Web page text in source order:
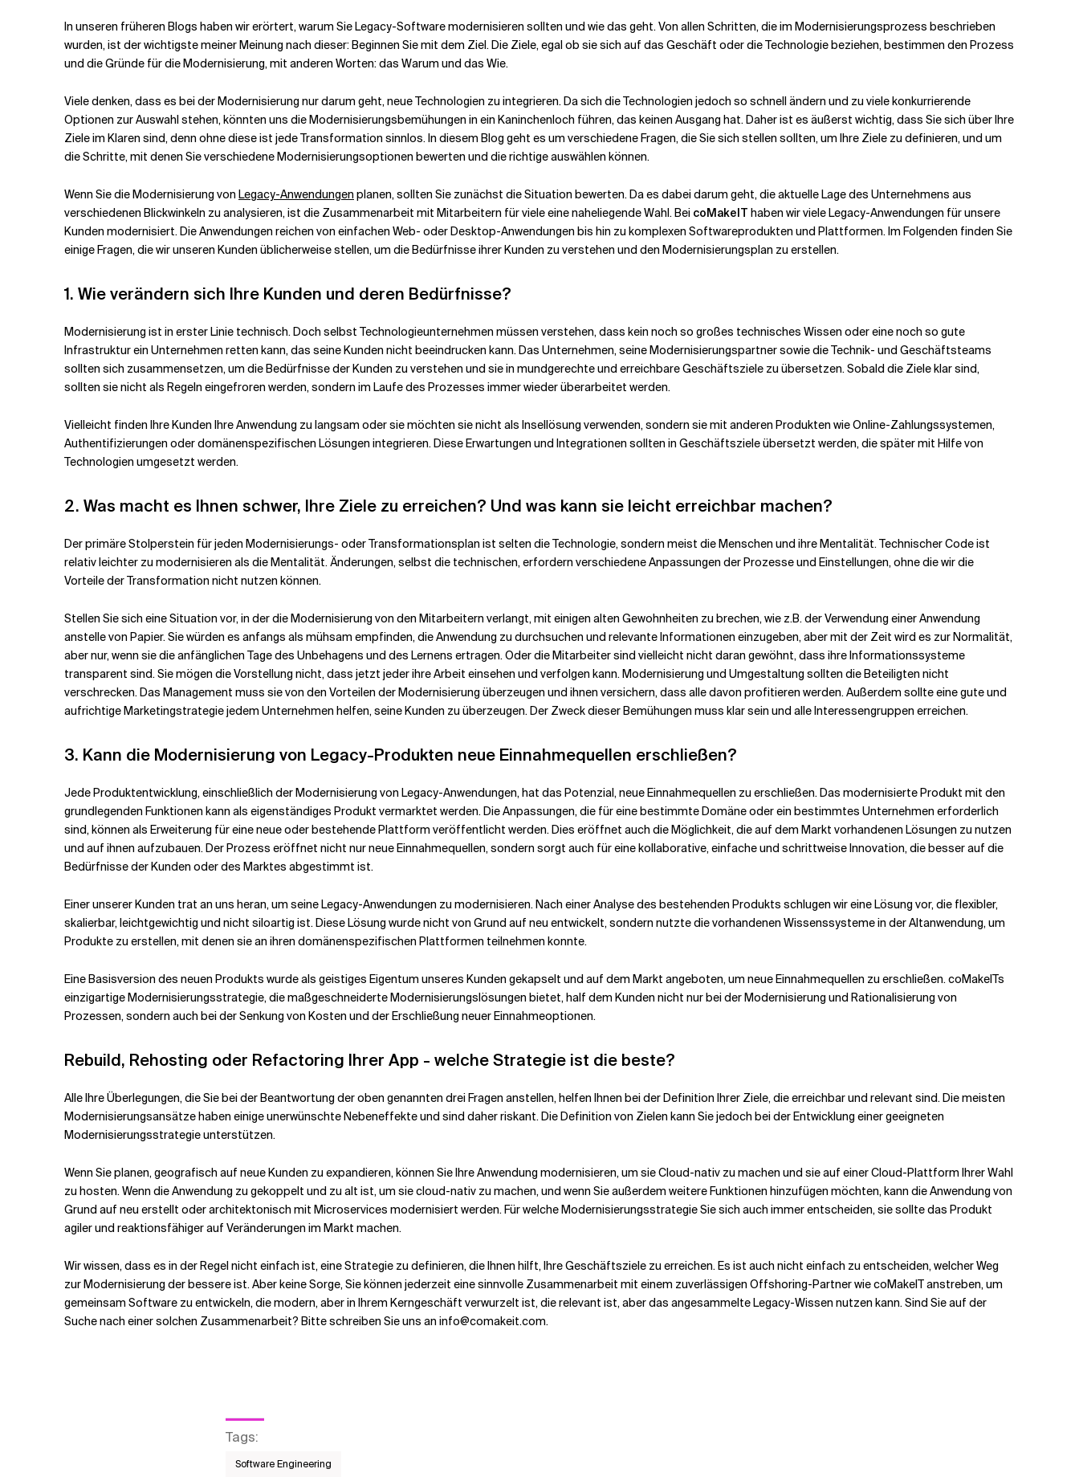
Verwandte Themen
In unseren früheren Blogs haben wir erörtert, warum Sie Legacy-Software modernisieren sollten und wie das geht. Von allen Schritten, die im Modernisierungsprozess beschrieben
wurden, ist der wichtigste meiner Meinung nach dieser: Beginnen Sie mit dem Ziel. Die Ziele, egal ob sie sich auf das Geschäft oder die Technologie beziehen, bestimmen den Prozess
und die Gründe für die Modernisierung, mit anderen Worten: das Warum und das Wie.
Viele denken, dass es bei der Modernisierung nur darum geht, neue Technologien zu integrieren. Da sich die Technologien jedoch so schnell ändern und zu viele konkurrierende
Optionen zur Auswahl stehen, könnten uns die Modernisierungsbemühungen in ein Kaninchenloch führen, das keinen Ausgang hat. Daher ist es äußerst wichtig, dass Sie sich über Ihre
Ziele im Klaren sind, denn ohne diese ist jede Transformation sinnlos. In diesem Blog geht es um verschiedene Fragen, die Sie sich stellen sollten, um Ihre Ziele zu definieren, und um
die Schritte, mit denen Sie verschiedene Modernisierungsoptionen bewerten und die richtige auswählen können.
Wenn Sie die Modernisierung von Legacy-Anwendungen planen, sollten Sie zunächst die Situation bewerten. Da es dabei darum geht, die aktuelle Lage des Unternehmens aus
verschiedenen Blickwinkeln zu analysieren, ist die Zusammenarbeit mit Mitarbeitern für viele eine naheliegende Wahl. Bei coMakeIT haben wir viele Legacy-Anwendungen für unsere
Kunden modernisiert. Die Anwendungen reichen von einfachen Web- oder Desktop-Anwendungen bis hin zu komplexen Softwareprodukten und Plattformen. Im Folgenden finden Sie
einige Fragen, die wir unseren Kunden üblicherweise stellen, um die Bedürfnisse ihrer Kunden zu verstehen und den Modernisierungsplan zu erstellen.
1. Wie verändern sich Ihre Kunden und deren Bedürfnisse?
Modernisierung ist in erster Linie technisch. Doch selbst Technologieunternehmen müssen verstehen, dass kein noch so großes technisches Wissen oder eine noch so gute
Infrastruktur ein Unternehmen retten kann, das seine Kunden nicht beeindrucken kann. Das Unternehmen, seine Modernisierungspartner sowie die Technik- und Geschäftsteams
sollten sich zusammensetzen, um die Bedürfnisse der Kunden zu verstehen und sie in mundgerechte und erreichbare Geschäftsziele zu übersetzen. Sobald die Ziele klar sind,
sollten sie nicht als Regeln eingefroren werden, sondern im Laufe des Prozesses immer wieder überarbeitet werden.
Vielleicht finden Ihre Kunden Ihre Anwendung zu langsam oder sie möchten sie nicht als Insellösung verwenden, sondern sie mit anderen Produkten wie Online-Zahlungssystemen,
Authentifizierungen oder domänenspezifischen Lösungen integrieren. Diese Erwartungen und Integrationen sollten in Geschäftsziele übersetzt werden, die später mit Hilfe von
Technologien umgesetzt werden.
2. Was macht es Ihnen schwer, Ihre Ziele zu erreichen? Und was kann sie leicht erreichbar machen?
Der primäre Stolperstein für jeden Modernisierungs- oder Transformationsplan ist selten die Technologie, sondern meist die Menschen und ihre Mentalität. Technischer Code ist
relativ leichter zu modernisieren als die Mentalität. Änderungen, selbst die technischen, erfordern verschiedene Anpassungen der Prozesse und Einstellungen, ohne die wir die
Vorteile der Transformation nicht nutzen können.
Stellen Sie sich eine Situation vor, in der die Modernisierung von den Mitarbeitern verlangt, mit einigen alten Gewohnheiten zu brechen, wie z.B. der Verwendung einer Anwendung
anstelle von Papier. Sie würden es anfangs als mühsam empfinden, die Anwendung zu durchsuchen und relevante Informationen einzugeben, aber mit der Zeit wird es zur Normalität,
aber nur, wenn sie die anfänglichen Tage des Unbehagens und des Lernens ertragen. Oder die Mitarbeiter sind vielleicht nicht daran gewöhnt, dass ihre Informationssysteme
transparent sind. Sie mögen die Vorstellung nicht, dass jetzt jeder ihre Arbeit einsehen und verfolgen kann. Modernisierung und Umgestaltung sollten die Beteiligten nicht
verschrecken. Das Management muss sie von den Vorteilen der Modernisierung überzeugen und ihnen versichern, dass alle davon profitieren werden. Außerdem sollte eine gute und
aufrichtige Marketingstrategie jedem Unternehmen helfen, seine Kunden zu überzeugen. Der Zweck dieser Bemühungen muss klar sein und alle Interessengruppen erreichen.
3. Kann die Modernisierung von Legacy-Produkten neue Einnahmequellen erschließen?
Jede Produktentwicklung, einschließlich der Modernisierung von Legacy-Anwendungen, hat das Potenzial, neue Einnahmequellen zu erschließen. Das modernisierte Produkt mit den
grundlegenden Funktionen kann als eigenständiges Produkt vermarktet werden. Die Anpassungen, die für eine bestimmte Domäne oder ein bestimmtes Unternehmen erforderlich
sind, können als Erweiterung für eine neue oder bestehende Plattform veröffentlicht werden. Dies eröffnet auch die Möglichkeit, die auf dem Markt vorhandenen Lösungen zu nutzen
und auf ihnen aufzubauen. Der Prozess eröffnet nicht nur neue Einnahmequellen, sondern sorgt auch für eine kollaborative, einfache und schrittweise Innovation, die besser auf die
Bedürfnisse der Kunden oder des Marktes abgestimmt ist.
Einer unserer Kunden trat an uns heran, um seine Legacy-Anwendungen zu modernisieren. Nach einer Analyse des bestehenden Produkts schlugen wir eine Lösung vor, die flexibler,
skalierbar, leichtgewichtig und nicht siloartig ist. Diese Lösung wurde nicht von Grund auf neu entwickelt, sondern nutzte die vorhandenen Wissenssysteme in der Altanwendung, um
Produkte zu erstellen, mit denen sie an ihren domänenspezifischen Plattformen teilnehmen konnte.
Eine Basisversion des neuen Produkts wurde als geistiges Eigentum unseres Kunden gekapselt und auf dem Markt angeboten, um neue Einnahmequellen zu erschließen. coMakeITs
einzigartige Modernisierungsstrategie, die maßgeschneiderte Modernisierungslösungen bietet, half dem Kunden nicht nur bei der Modernisierung und Rationalisierung von
Prozessen, sondern auch bei der Senkung von Kosten und der Erschließung neuer Einnahmeoptionen.
Rebuild, Rehosting oder Refactoring Ihrer App - welche Strategie ist die beste?
Alle Ihre Überlegungen, die Sie bei der Beantwortung der oben genannten drei Fragen anstellen, helfen Ihnen bei der Definition Ihrer Ziele, die erreichbar und relevant sind. Die meisten
Modernisierungsansätze haben einige unerwünschte Nebeneffekte und sind daher riskant. Die Definition von Zielen kann Sie jedoch bei der Entwicklung einer geeigneten
Modernisierungsstrategie unterstützen.
Wenn Sie planen, geografisch auf neue Kunden zu expandieren, können Sie Ihre Anwendung modernisieren, um sie Cloud-nativ zu machen und sie auf einer Cloud-Plattform Ihrer Wahl
zu hosten. Wenn die Anwendung zu gekoppelt und zu alt ist, um sie cloud-nativ zu machen, und wenn Sie außerdem weitere Funktionen hinzufügen möchten, kann die Anwendung von
Grund auf neu erstellt oder architektonisch mit Microservices modernisiert werden. Für welche Modernisierungsstrategie Sie sich auch immer entscheiden, sie sollte das Produkt
agiler und reaktionsfähiger auf Veränderungen im Markt machen.
Wir wissen, dass es in der Regel nicht einfach ist, eine Strategie zu definieren, die Ihnen hilft, Ihre Geschäftsziele zu erreichen. Es ist auch nicht einfach zu entscheiden, welcher Weg
zur Modernisierung der bessere ist. Aber keine Sorge, Sie können jederzeit eine sinnvolle Zusammenarbeit mit einem zuverlässigen Offshoring-Partner wie coMakeIT anstreben, um
gemeinsam Software zu entwickeln, die modern, aber in Ihrem Kerngeschäft verwurzelt ist, die relevant ist, aber das angesammelte Legacy-Wissen nutzen kann. Sind Sie auf der
Suche nach einer solchen Zusammenarbeit? Bitte schreiben Sie uns an info@comakeit.com.
Tags:
Software Engineering